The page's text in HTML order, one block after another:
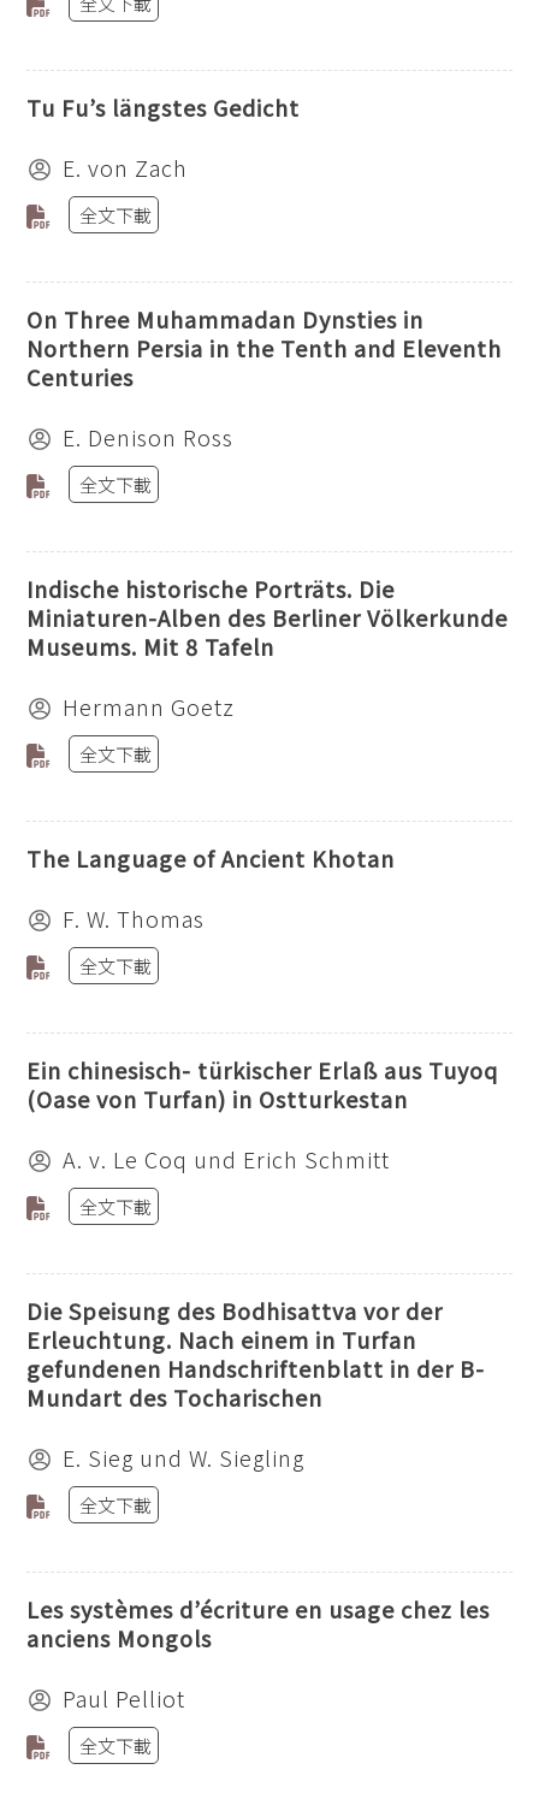
Tu Fu’s längstes Gedicht
E. von Zach
全文下載
On Three Muhammadan Dynsties in
Northern Persia in the Tenth and Eleventh
Centuries
E. Denison Ross
全文下載
Indische historische Porträts. Die
Miniaturen-Alben des Berliner Völkerkunde
Museums. Mit 8 Tafeln
Hermann Goetz
全文下載
The Language of Ancient Khotan
F. W. Thomas
全文下載
Ein chinesisch- türkischer Erlaß aus Tuyoq
(Oase von Turfan) in Ostturkestan
A. v. Le Coq und Erich Schmitt
全文下載
Die Speisung des Bodhisattva vor der
Erleuchtung. Nach einem in Turfan
gefundenen Handschriftenblatt in der B-
Mundart des Tocharischen
E. Sieg und W. Siegling
全文下載
Les systèmes d’écriture en usage chez les
anciens Mongols
Paul Pelliot
全文下載